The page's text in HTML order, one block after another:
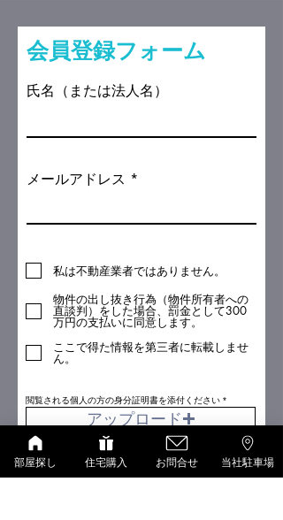
​会員登録フォーム
氏名（または法人名）
メールアドレス
私は不動産業者ではありません。
物件の出し抜き行為（物件所有者への
直談判）をした場合、罰金として300
万円の支払いに同意します。
ここで得た情報を第三者に転載しませ
ん。
閲覧される個人の方の身分証明書を添付ください
アップロード
サポートされているファイル（最大15MB）
部屋探し 住宅購入 お問合せ 当社駐車場